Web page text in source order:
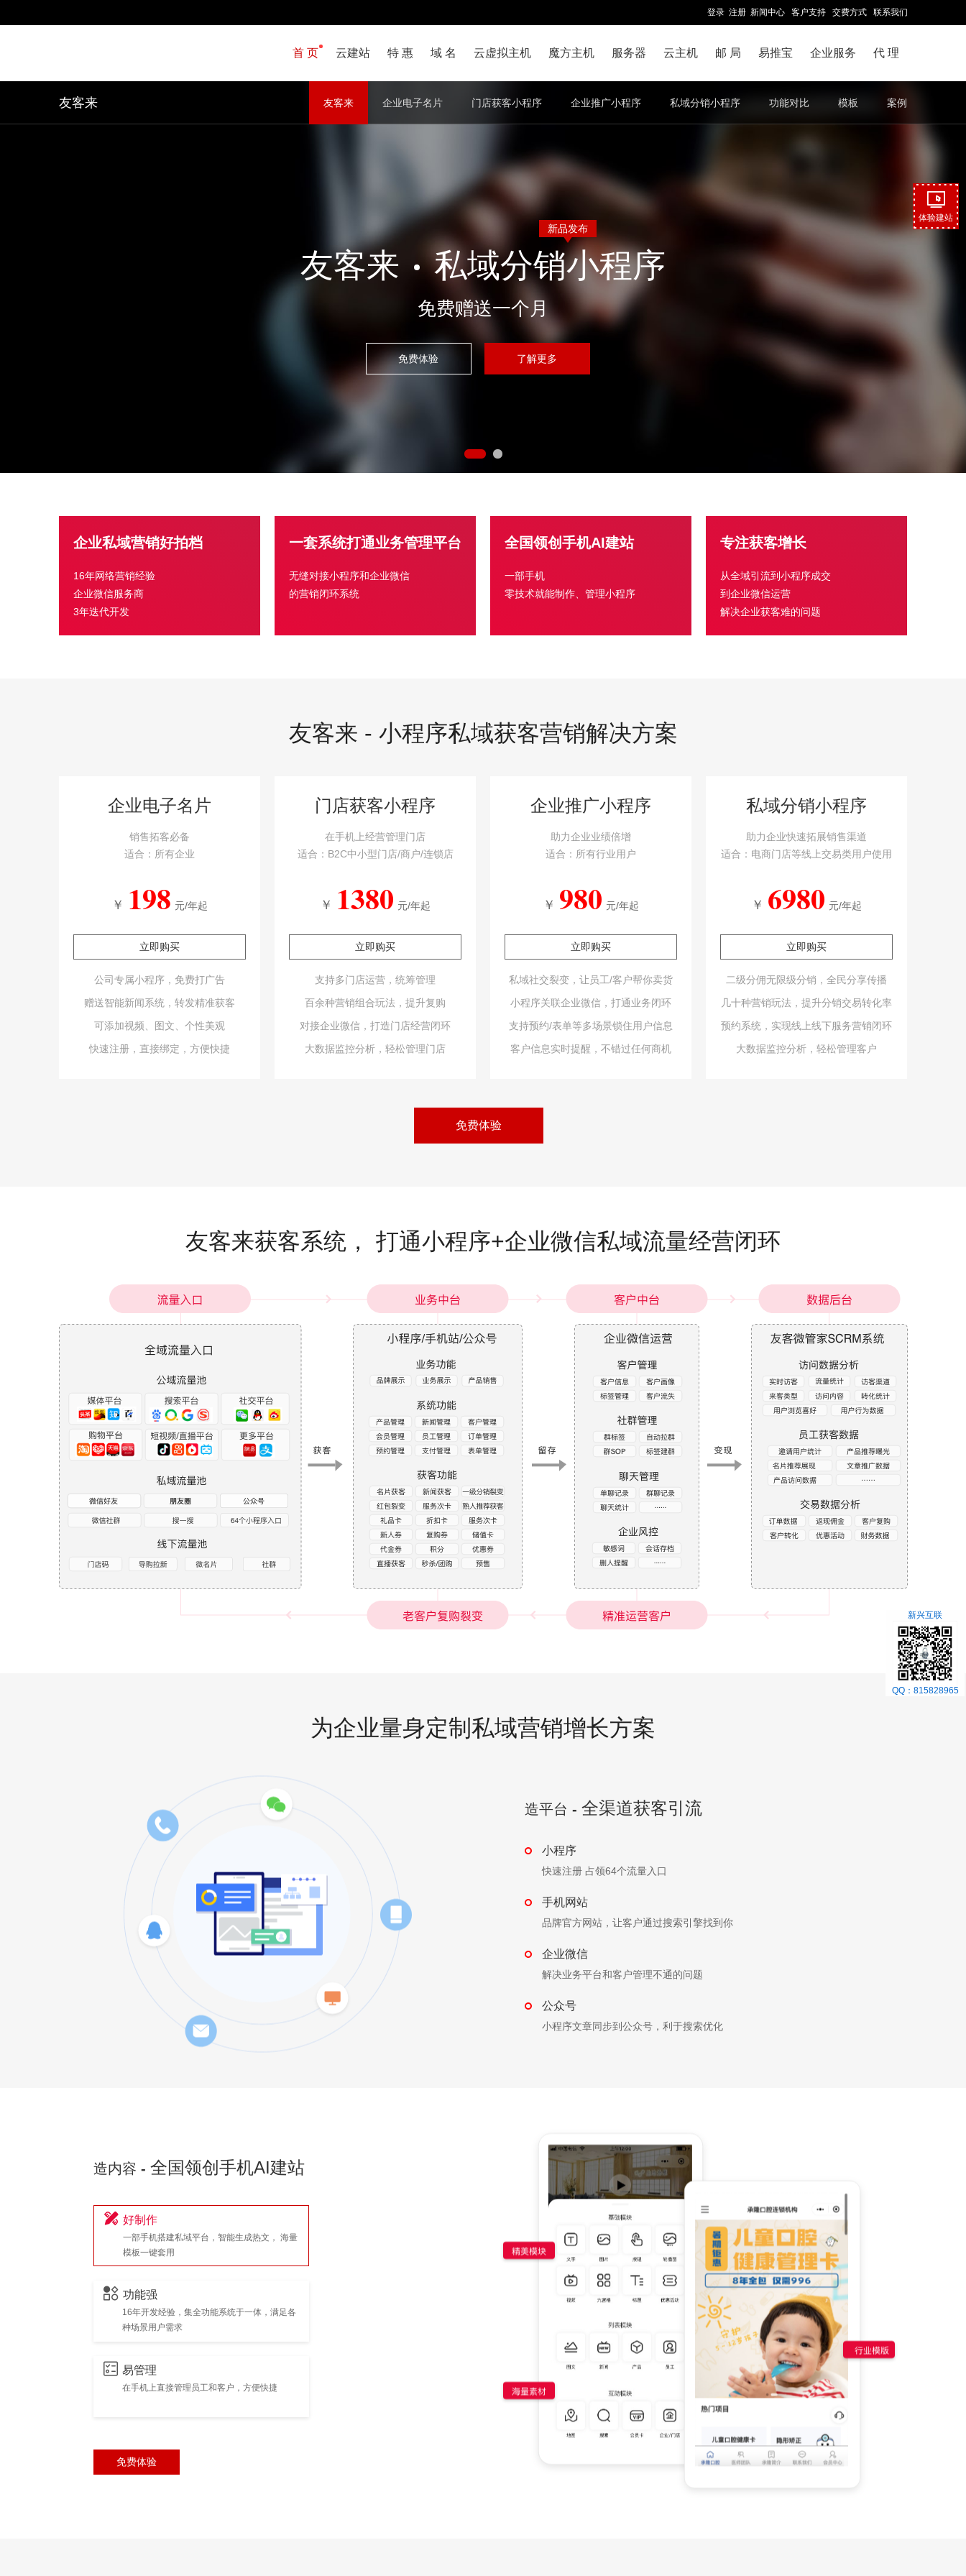
登录 注册 新闻中心 客户支持 交费方式 联系我们
首 页 云建站 特 惠 域 名 云虚拟主机 魔方主机 服务器 云主机 邮 局 易推宝 企业服务 代 理
友客来 案例
模板
功能对比
私域分销小程序
企业推广小程序
门店获客小程序
企业电子名片
友客来
友客来 私域分销小程序
新品发布
免费赠送一个月
免费体验 了解更多
企业私域营销好拍档
16年网络营销经验
企业微信服务商
3年迭代开发
一套系统打通业务管理平台
无缝对接小程序和企业微信
的营销闭环系统
全国领创手机AI建站
一部手机
零技术就能制作、管理小程序
专注获客增长
从全域引流到小程序成交
到企业微信运营
解决企业获客难的问题
友客来 - 小程序私域获客营销解决方案
企业电子名片
销售拓客必备
适合：所有企业
￥ 198 元/年起
立即购买
公司专属小程序，免费打广告
赠送智能新闻系统，转发精准获客
可添加视频、图文、个性美观
快速注册，直接绑定，方便快捷
门店获客小程序
在手机上经营管理门店
适合：B2C中小型门店/商户/连锁店
￥ 1380 元/年起
立即购买
支持多门店运营，统筹管理
百余种营销组合玩法，提升复购
对接企业微信，打造门店经营闭环
大数据监控分析，轻松管理门店
企业推广小程序
助力企业业绩倍增
适合：所有行业用户
￥ 980 元/年起
立即购买
私域社交裂变，让员工/客户帮你卖货
小程序关联企业微信，打通业务闭环
支持预约/表单等多场景锁住用户信息
客户信息实时提醒，不错过任何商机
私域分销小程序
助力企业快速拓展销售渠道
适合：电商门店等线上交易类用户使用
￥ 6980 元/年起
立即购买
二级分佣无限级分销，全民分享传播
几十种营销玩法，提升分销交易转化率
预约系统，实现线上线下服务营销闭环
大数据监控分析，轻松管理客户
免费体验
友客来获客系统， 打通小程序+企业微信私域流量经营闭环
为企业量身定制私域营销增长方案
造平台 - 全渠道获客引流
小程序
快速注册 占领64个流量入口
手机网站
品牌官方网站，让客户通过搜索引擎找到你
企业微信
解决业务平台和客户管理不通的问题
公众号
小程序文章同步到公众号，利于搜索优化
造内容 - 全国领创手机AI建站
好制作
一部手机搭建私域平台，智能生成热文， 海量
模板一键套用
功能强
16年开发经验，集全功能系统于一体，满足各
种场景用户需求
易管理
在手机上直接管理员工和客户，方便快捷
免费体验
新兴互联
QQ：815828965
体验建站